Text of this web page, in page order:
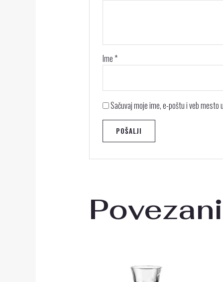
Ime *
Sačuvaj moje ime, e-poštu i veb